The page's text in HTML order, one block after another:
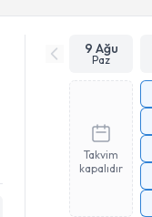
9 Ağu
Paz
Takvim
kapalıdır